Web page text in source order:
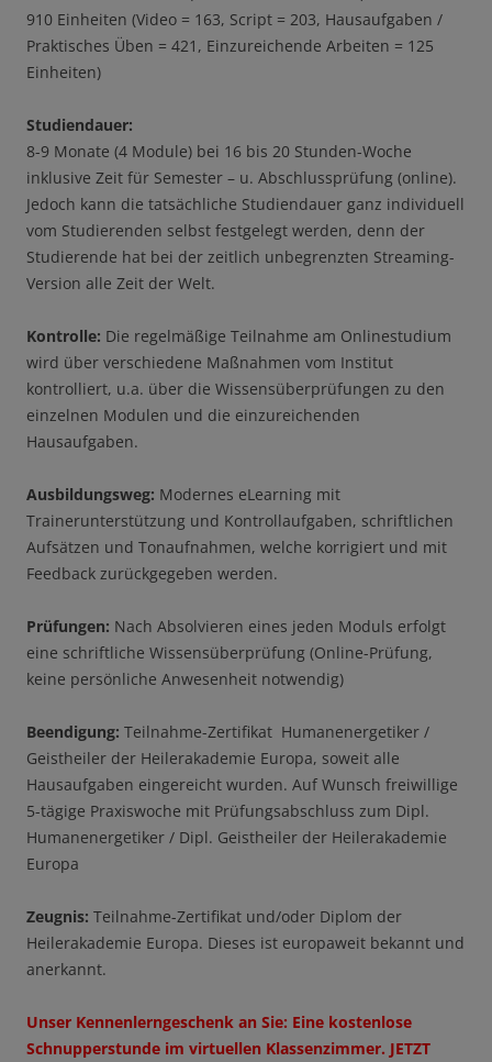
910 Einheiten (Video = 163, Script = 203, Hausaufgaben /
Praktisches Üben = 421, Einzureichende Arbeiten = 125
Einheiten)
Studiendauer:
8-9 Monate (4 Module) bei 16 bis 20 Stunden-Woche
inklusive Zeit für Semester – u. Abschlussprüfung (online).
Jedoch kann die tatsächliche Studiendauer ganz individuell
vom Studierenden selbst festgelegt werden, denn der
Studierende hat bei der zeitlich unbegrenzten Streaming-
Version alle Zeit der Welt.
Kontrolle: Die regelmäßige Teilnahme am Onlinestudium
wird über verschiedene Maßnahmen vom Institut
kontrolliert, u.a. über die Wissensüberprüfungen zu den
einzelnen Modulen und die einzureichenden
Hausaufgaben.
Ausbildungsweg: Modernes eLearning mit
Trainerunterstützung und Kontrollaufgaben, schriftlichen
Aufsätzen und Tonaufnahmen, welche korrigiert und mit
Feedback zurückgegeben werden.
Prüfungen: Nach Absolvieren eines jeden Moduls erfolgt
eine schriftliche Wissensüberprüfung (Online-Prüfung,
keine persönliche Anwesenheit notwendig)
Beendigung: Teilnahme-Zertifikat Humanenergetiker /
Geistheiler der Heilerakademie Europa, soweit alle
Hausaufgaben eingereicht wurden. Auf Wunsch freiwillige
5-tägige Praxiswoche mit Prüfungsabschluss zum Dipl.
Humanenergetiker / Dipl. Geistheiler der Heilerakademie
Europa
Zeugnis: Teilnahme-Zertifikat und/oder Diplom der
Heilerakademie Europa. Dieses ist europaweit bekannt und
anerkannt.
Unser Kennenlerngeschenk an Sie: Eine kostenlose
Schnupperstunde im virtuellen Klassenzimmer. JETZT